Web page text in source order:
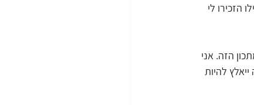
הזכירו לי
הזה. אני
להיות